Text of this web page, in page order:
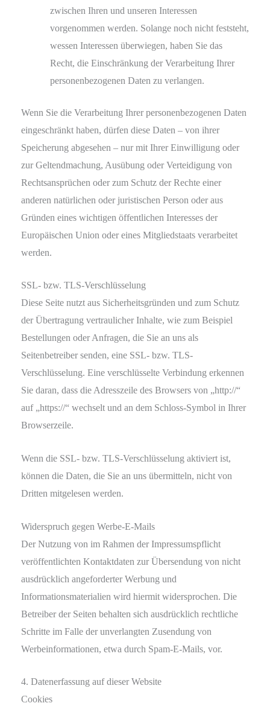
zwischen Ihren und unseren Interessen
vorgenommen werden. Solange noch nicht feststeht,
wessen Interessen überwiegen, haben Sie das
Recht, die Einschränkung der Verarbeitung Ihrer
personenbezogenen Daten zu verlangen.
Wenn Sie die Verarbeitung Ihrer personenbezogenen Daten
eingeschränkt haben, dürfen diese Daten – von ihrer
Speicherung abgesehen – nur mit Ihrer Einwilligung oder
zur Geltendmachung, Ausübung oder Verteidigung von
Rechtsansprüchen oder zum Schutz der Rechte einer
anderen natürlichen oder juristischen Person oder aus
Gründen eines wichtigen öffentlichen Interesses der
Europäischen Union oder eines Mitgliedstaats verarbeitet
werden.
SSL- bzw. TLS-Verschlüsselung
Diese Seite nutzt aus Sicherheitsgründen und zum Schutz
der Übertragung vertraulicher Inhalte, wie zum Beispiel
Bestellungen oder Anfragen, die Sie an uns als
Seitenbetreiber senden, eine SSL- bzw. TLS-
Verschlüsselung. Eine verschlüsselte Verbindung erkennen
Sie daran, dass die Adresszeile des Browsers von „http://“
auf „https://“ wechselt und an dem Schloss-Symbol in Ihrer
Browserzeile.
Wenn die SSL- bzw. TLS-Verschlüsselung aktiviert ist,
können die Daten, die Sie an uns übermitteln, nicht von
Dritten mitgelesen werden.
Widerspruch gegen Werbe-E-Mails
Der Nutzung von im Rahmen der Impressumspflicht
veröffentlichten Kontaktdaten zur Übersendung von nicht
ausdrücklich angeforderter Werbung und
Informationsmaterialien wird hiermit widersprochen. Die
Betreiber der Seiten behalten sich ausdrücklich rechtliche
Schritte im Falle der unverlangten Zusendung von
Werbeinformationen, etwa durch Spam-E-Mails, vor.
4. Datenerfassung auf dieser Website
Cookies